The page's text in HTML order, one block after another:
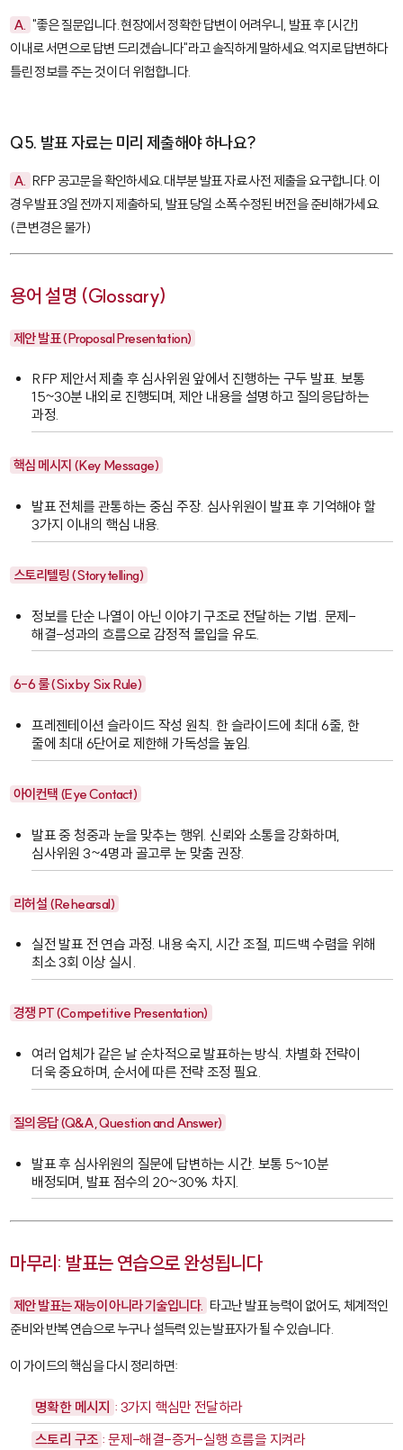
A. "좋은 질문입니다. 현장에서 정확한 답변이 어려우니, 발표 후 [시간]
이내로 서면으로 답변 드리겠습니다"라고 솔직하게 말하세요. 억지로 답변하다
틀린 정보를 주는 것이 더 위험합니다.
Q5. 발표 자료는 미리 제출해야 하나요?
A. RFP 공고문을 확인하세요. 대부분 발표 자료 사전 제출을 요구합니다. 이
경우 발표 3일 전까지 제출하되, 발표 당일 소폭 수정된 버전을 준비해가세요.
(큰 변경은 불가)
용어 설명 (Glossary)
제안 발표 (Proposal Presentation)
RFP 제안서 제출 후 심사위원 앞에서 진행하는 구두 발표. 보통
15~30분 내외로 진행되며, 제안 내용을 설명하고 질의응답하는
과정.
핵심 메시지 (Key Message)
발표 전체를 관통하는 중심 주장. 심사위원이 발표 후 기억해야 할
3가지 이내의 핵심 내용.
스토리텔링 (Storytelling)
정보를 단순 나열이 아닌 이야기 구조로 전달하는 기법. 문제-
해결-성과의 흐름으로 감정적 몰입을 유도.
6-6 룰 (Six by Six Rule)
프레젠테이션 슬라이드 작성 원칙. 한 슬라이드에 최대 6줄, 한
줄에 최대 6단어로 제한해 가독성을 높임.
아이컨택 (Eye Contact)
발표 중 청중과 눈을 맞추는 행위. 신뢰와 소통을 강화하며,
심사위원 3~4명과 골고루 눈 맞춤 권장.
리허설 (Rehearsal)
실전 발표 전 연습 과정. 내용 숙지, 시간 조절, 피드백 수렴을 위해
최소 3회 이상 실시.
경쟁 PT (Competitive Presentation)
여러 업체가 같은 날 순차적으로 발표하는 방식. 차별화 전략이
더욱 중요하며, 순서에 따른 전략 조정 필요.
질의응답 (Q&A, Question and Answer)
발표 후 심사위원의 질문에 답변하는 시간. 보통 5~10분
배정되며, 발표 점수의 20~30% 차지.
마무리: 발표는 연습으로 완성됩니다
제안 발표는 재능이 아니라 기술입니다. 타고난 발표 능력이 없어도, 체계적인
준비와 반복 연습으로 누구나 설득력 있는 발표자가 될 수 있습니다.
이 가이드의 핵심을 다시 정리하면:
명확한 메시지 : 3가지 핵심만 전달하라
스토리 구조 : 문제-해결-증거-실행 흐름을 지켜라